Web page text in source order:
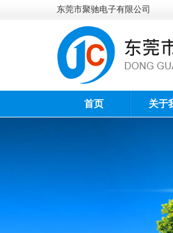
东莞市聚驰电子有限公司
首页 关于